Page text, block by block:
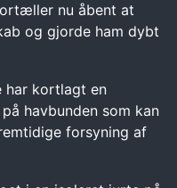
nu åbent at
og gjorde ham dybt
har kortlagt en
havbunden som kan
forsyning af